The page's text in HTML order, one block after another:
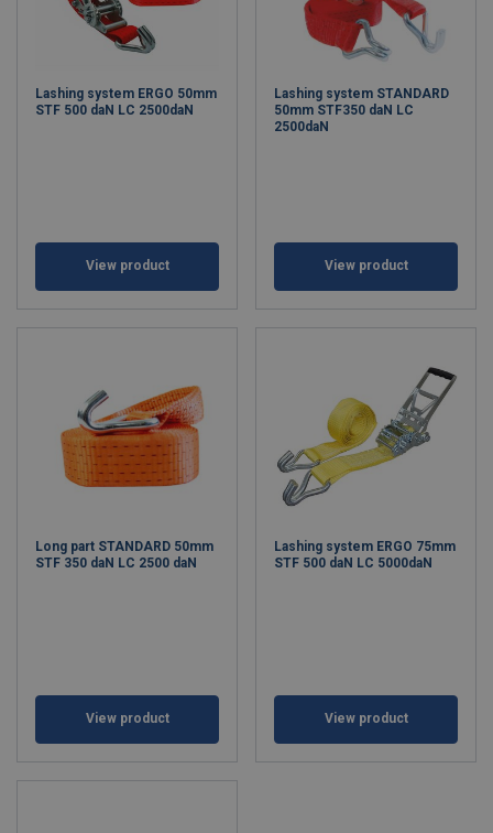
Lashing system ERGO 50mm
STF 500 daN LC 2500daN
View product
Lashing system STANDARD
50mm STF350 daN LC
2500daN
View product
Long part STANDARD 50mm
STF 350 daN LC 2500 daN
View product
Lashing system ERGO 75mm
STF 500 daN LC 5000daN
View product